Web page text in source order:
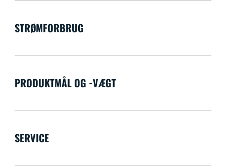
STRØMFORBRUG
PRODUKTMÅL OG -VÆGT
SERVICE